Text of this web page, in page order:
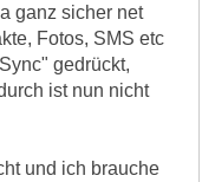
ganz sicher net
Fotos, SMS etc
gedrückt,
ist nun nicht
und ich brauche